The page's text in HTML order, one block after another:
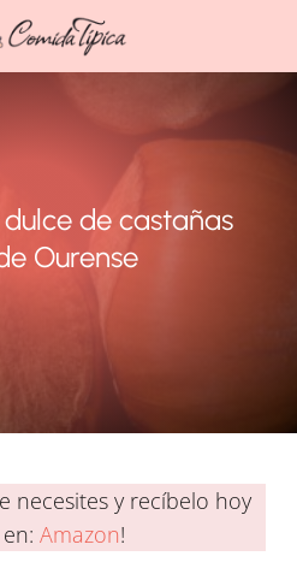
de castañas
Ourense
necesites y recíbelo hoy
Amazon!